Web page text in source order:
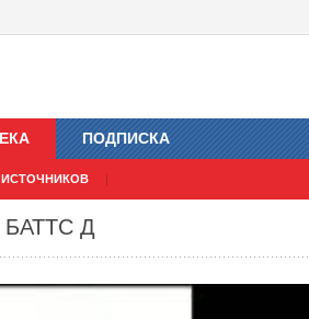
ИСТОЧНИКОВ
ПОДПИСКА
БАТТС Д